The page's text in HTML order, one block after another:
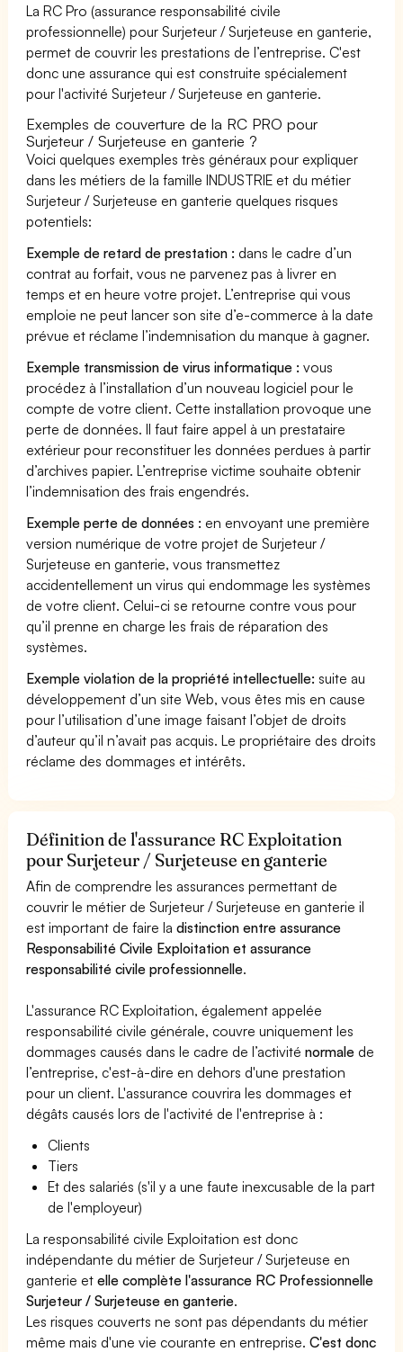
La RC Pro (assurance responsabilité civile
professionnelle) pour Surjeteur / Surjeteuse en ganterie,
permet de couvrir les prestations de l’entreprise. C'est
donc une assurance qui est construite spécialement
pour l'activité Surjeteur / Surjeteuse en ganterie.
Exemples de couverture de la RC PRO pour
Surjeteur / Surjeteuse en ganterie ?
Voici quelques exemples très généraux pour expliquer
dans les métiers de la famille INDUSTRIE et du métier
Surjeteur / Surjeteuse en ganterie quelques risques
potentiels:
Exemple de retard de prestation : dans le cadre d’un
contrat au forfait, vous ne parvenez pas à livrer en
temps et en heure votre projet. L’entreprise qui vous
emploie ne peut lancer son site d’e-commerce à la date
prévue et réclame l’indemnisation du manque à gagner.
Exemple transmission de virus informatique : vous
procédez à l’installation d’un nouveau logiciel pour le
compte de votre client. Cette installation provoque une
perte de données. Il faut faire appel à un prestataire
extérieur pour reconstituer les données perdues à partir
d’archives papier. L’entreprise victime souhaite obtenir
l’indemnisation des frais engendrés.
Exemple perte de données : en envoyant une première
version numérique de votre projet de Surjeteur /
Surjeteuse en ganterie, vous transmettez
accidentellement un virus qui endommage les systèmes
de votre client. Celui-ci se retourne contre vous pour
qu’il prenne en charge les frais de réparation des
systèmes.
Exemple violation de la propriété intellectuelle: suite au
développement d’un site Web, vous êtes mis en cause
pour l’utilisation d’une image faisant l’objet de droits
d’auteur qu’il n’avait pas acquis. Le propriétaire des droits
réclame des dommages et intérêts.
Définition de l'assurance RC Exploitation
pour Surjeteur / Surjeteuse en ganterie
Afin de comprendre les assurances permettant de
couvrir le métier de Surjeteur / Surjeteuse en ganterie il
est important de faire ladistinction entre assurance
Responsabilité Civile Exploitation et assurance
responsabilité civile professionnelle.
L'assurance RC Exploitation, également appelée
responsabilité civile générale, couvre uniquement les
dommages causés dans le cadre de l’activiténormale de
l’entreprise, c'est-à-dire en dehors d'une prestation
pour un client. L'assurance couvrira les dommages et
dégâts causés lors de l'activité de l'entreprise à :
Clients
Tiers
Et des salariés (s'il y a une faute inexcusable de la part
de l'employeur)
La responsabilité civile Exploitation est donc
indépendante du métier de Surjeteur / Surjeteuse en
ganterie etelle complète l'assurance RC Professionnelle
Surjeteur / Surjeteuse en ganterie.
Les risques couverts ne sont pas dépendants du métier
même mais d'une vie courante en entreprise.C'est donc